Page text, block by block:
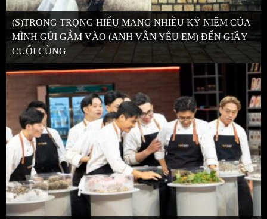
(S)TRONG TRỌNG HIẾU MANG NHIỀU KỶ NIỆM CỦA
MÌNH GỬI GẮM VÀO (ANH VẪN YÊU EM) ĐẾN GIÂY
CUỐI CÙNG